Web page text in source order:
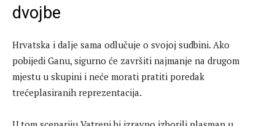
dvojbe
Hrvatska i dalje sama odlučuje o svojoj sudbini. Ako
pobijedi Ganu, sigurno će završiti najmanje na drugom
mjestu u skupini i neće morati pratiti poredak
trećeplasiranih reprezentacija.